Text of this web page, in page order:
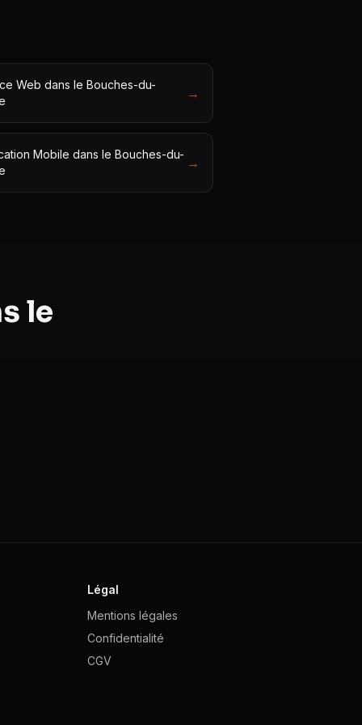
Web dans le Bouches-du-
→
Mobile dans le Bouches-du-
→
le
Légal
Mentions légales
Confidentialité
CGV